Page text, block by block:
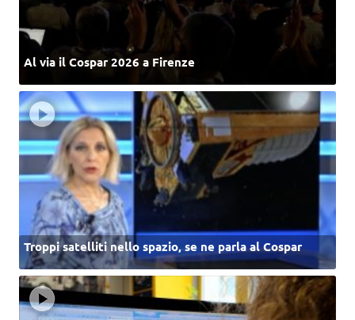
Al via il Cospar 2026 a Firenze
Troppi satelliti nello spazio, se ne parla al Cospar